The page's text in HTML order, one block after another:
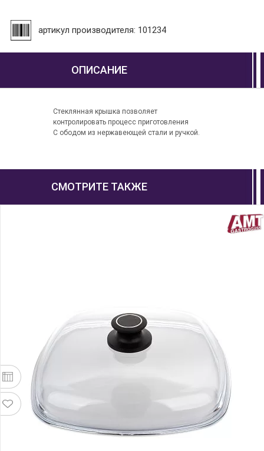
артикул производителя: 101234
ОПИСАНИЕ
Стеклянная крышка позволяет
контролировать процесс приготовления
С ободом из нержавеющей стали и ручкой.
СМОТРИТЕ ТАКЖЕ